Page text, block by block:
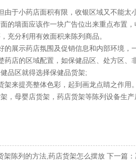
于小药店面积有限，收银区域又不能太
的墙面应该作一块广告位出来重点布置
充分利用有效面积来陈列商品。
展示药店氛围及促销信息和内部环境，
店的区域配置，如保健品区、处方区、
品区就得选择保健品货架;
来提亮整体色彩，起到画龙点睛之作用。
母婴店货架， 药店货架等陈列设备生
架陈列的方法,药店货架怎么摆放下一篇：